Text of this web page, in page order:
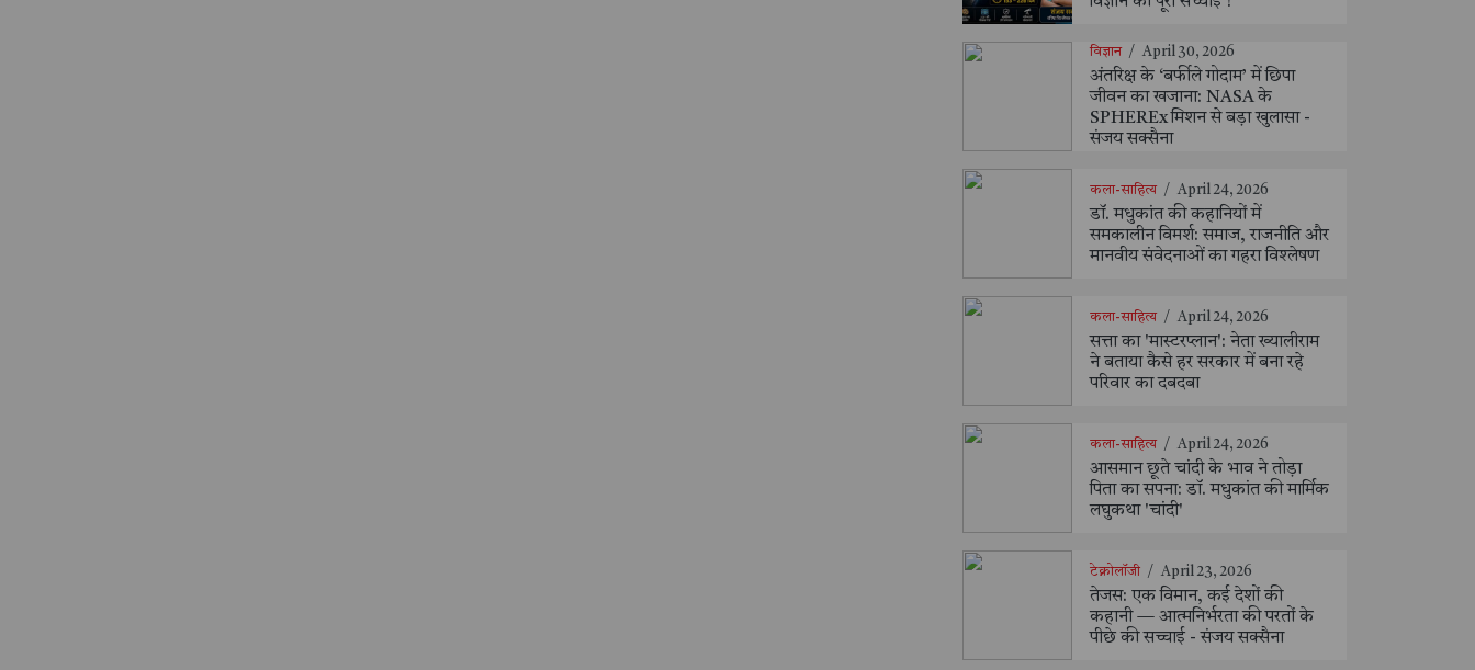
विज्ञान / April 30, 2026
अंतरिक्ष के ‘बर्फीले गोदाम’ में छिपा
जीवन का खजाना: NASA के
SPHEREx मिशन से बड़ा खुलासा -
संजय सक्सैना
कला-साहित्य / April 24, 2026
डॉ. मधुकांत की कहानियों में
समकालीन विमर्श: समाज, राजनीति और
मानवीय संवेदनाओं का गहरा विश्लेषण
कला-साहित्य / April 24, 2026
सत्ता का 'मास्टरप्लान': नेता ख्यालीराम
ने बताया कैसे हर सरकार में बना रहे
परिवार का दबदबा
कला-साहित्य / April 24, 2026
आसमान छूते चांदी के भाव ने तोड़ा
पिता का सपना: डॉ. मधुकांत की मार्मिक
लघुकथा 'चांदी'
टेक्नोलॉजी / April 23, 2026
तेजस: एक विमान, कई देशों की
कहानी — आत्मनिर्भरता की परतों के
पीछे की सच्चाई - संजय सक्सैना